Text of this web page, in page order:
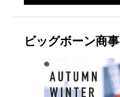
ビッグボーン商事